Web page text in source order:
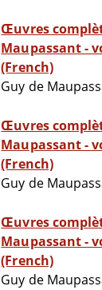
Œuvres
Maupassant -
(French)
Guy de
Œuvres
Maupassant -
(French)
Guy de
Œuvres
Maupassant -
(French)
Guy de